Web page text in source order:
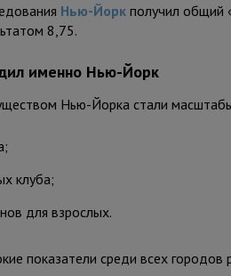
Нью-Йорк получил общий
8,75.
именно Нью-Йорк
Нью-Йорка стали
клуба;
для взрослых.
показатели среди всех городов